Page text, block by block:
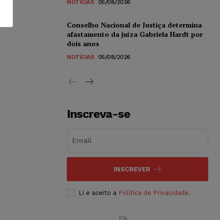
NOTÍCIAS 05/08/2026
Conselho Nacional de Justiça determina
afastamento da juíza Gabriela Hardt por
dois anos
NOTÍCIAS 05/08/2026
Inscreva-se
INSCREVER
Li e aceito a Política de Privacidade.